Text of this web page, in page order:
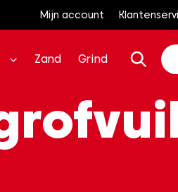
Zand Grind
Mijn account